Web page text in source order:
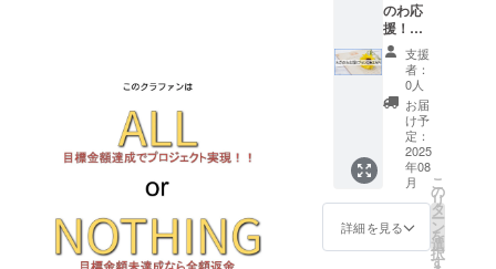
合は全
額返
金！ ★
領収書
が必要
な方は
ご支援
後、
メッ
セージ
にてお
申し付
けくだ
-----------
ます※
・ご希
望の方
はリン
クを張
ります
・掲載
期間：
2025年
8月～
2027年
3月 ※事
業者
のわ応
援！プ
ラン
C★2万
円】 ・
お礼の
メール
をお送
りいた
します
・わざ
のわサ
イトの
特設
ページ
支援
者：
0人
お届
け予
定：
2025
年08
月
詳細を見る
こ
の
リ
タ
ー
ン
を
選
択
す